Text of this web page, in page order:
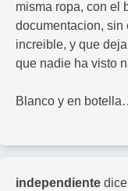
misma ropa, con el
documentacion, sin
increible, y que
que nadie ha visto
Blanco y en
independiente